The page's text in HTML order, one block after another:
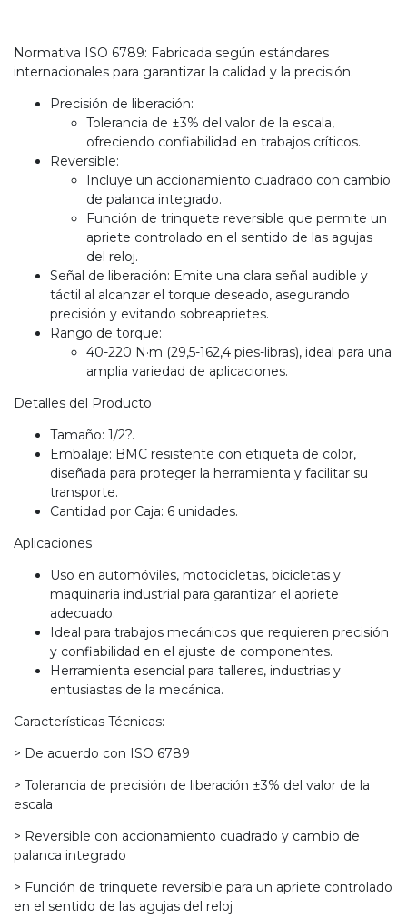
Normativa ISO 6789: Fabricada según estándares
internacionales para garantizar la calidad y la precisión.
Precisión de liberación:
Tolerancia de ±3% del valor de la escala,
ofreciendo confiabilidad en trabajos críticos.
Reversible:
Incluye un accionamiento cuadrado con cambio
de palanca integrado.
Función de trinquete reversible que permite un
apriete controlado en el sentido de las agujas
del reloj.
Señal de liberación: Emite una clara señal audible y
táctil al alcanzar el torque deseado, asegurando
precisión y evitando sobreaprietes.
Rango de torque:
40-220 N·m (29,5-162,4 pies-libras), ideal para una
amplia variedad de aplicaciones.
Detalles del Producto
Tamaño: 1/2?.
Embalaje: BMC resistente con etiqueta de color,
diseñada para proteger la herramienta y facilitar su
transporte.
Cantidad por Caja: 6 unidades.
Aplicaciones
Uso en automóviles, motocicletas, bicicletas y
maquinaria industrial para garantizar el apriete
adecuado.
Ideal para trabajos mecánicos que requieren precisión
y confiabilidad en el ajuste de componentes.
Herramienta esencial para talleres, industrias y
entusiastas de la mecánica.
Características Técnicas:
> De acuerdo con ISO 6789
> Tolerancia de precisión de liberación ±3% del valor de la
escala
> Reversible con accionamiento cuadrado y cambio de
palanca integrado
> Función de trinquete reversible para un apriete controlado
en el sentido de las agujas del reloj